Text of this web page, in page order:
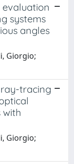
systems
angles
Giorgio;
tracing
with
Giorgio;